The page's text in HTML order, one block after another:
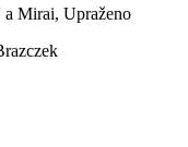
a Mirai, Upraženo